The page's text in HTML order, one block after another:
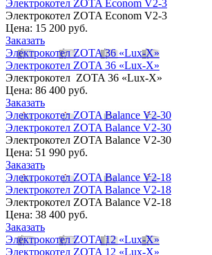
Электрокотел ZOTA Econom V2-3
Электрокотел ZOTA Econom V2-3
Цена: 15 200 руб.
Заказать
Электрокотел ZOTA 36 «Lux-X»
Электрокотел ZOTA 36 «Lux-X»
Электрокотел ZOTA 36 «Lux-X»
Цена: 86 400 руб.
Заказать
Электрокотел ZOTA Balance V2-30
Электрокотел ZOTA Balance V2-30
Электрокотел ZOTA Balance V2-30
Цена: 51 990 руб.
Заказать
Электрокотел ZOTA Balance V2-18
Электрокотел ZOTA Balance V2-18
Электрокотел ZOTA Balance V2-18
Цена: 38 400 руб.
Заказать
Электрокотел ZOTA 12 «Lux-X»
Электрокотел ZOTA 12 «Lux-X»